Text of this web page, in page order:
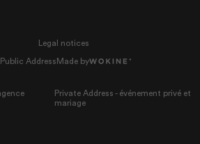
Legal notices
Address Made by
Private Address - événement privé et
mariage